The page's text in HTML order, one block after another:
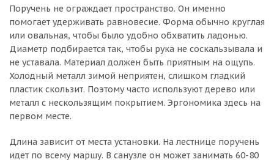
Поручень не ограждает пространство. Он именно
помогает удерживать равновесие. Форма обычно круглая
или овальная, чтобы было удобно обхватить ладонью.
Диаметр подбирается так, чтобы рука не соскальзывала и
не уставала. Материал должен быть приятным на ощупь.
Холодный металл зимой неприятен, слишком гладкий
пластик скользит. Поэтому часто используют дерево или
металл с нескользящим покрытием. Эргономика здесь на
первом месте.
Длина зависит от места установки. На лестнице поручень
идет по всему маршу. В санузле он может занимать 60-80